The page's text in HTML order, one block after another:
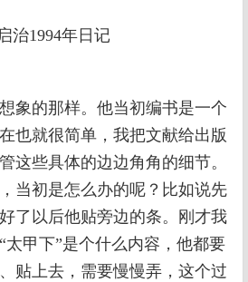
治1994年日记
象的那样。他当初编书是一个
也就很简单，我把文献给出版
这些具体的边边角角的细节。
当初是怎么办的呢？比如说先
了以后他贴旁边的条。刚才我
太甲下”是个什么内容，他都要
贴上去，需要慢慢弄，这个过